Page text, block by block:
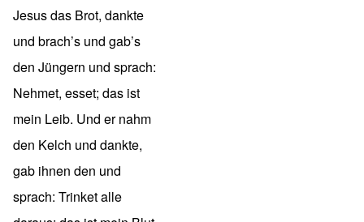
Jesus das Brot, dankte
und brach’s und gab’s
den Jüngern und sprach:
Nehmet, esset; das ist
mein Leib. Und er nahm
den Kelch und dankte,
gab ihnen den und
sprach: Trinket alle